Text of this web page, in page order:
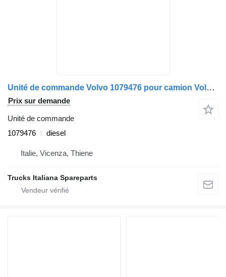
Unité de commande Volvo 1079476 pour camion Volvo FL6
Prix sur demande
Unité de commande
1079476
diesel
Italie, Vicenza, Thiene
Trucks Italiana Spareparts